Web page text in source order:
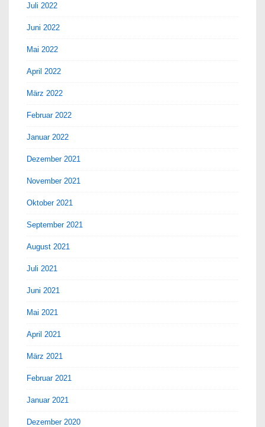
Juli 2022
Juni 2022
Mai 2022
April 2022
März 2022
Februar 2022
Januar 2022
Dezember 2021
November 2021
Oktober 2021
September 2021
August 2021
Juli 2021
Juni 2021
Mai 2021
April 2021
März 2021
Februar 2021
Januar 2021
Dezember 2020